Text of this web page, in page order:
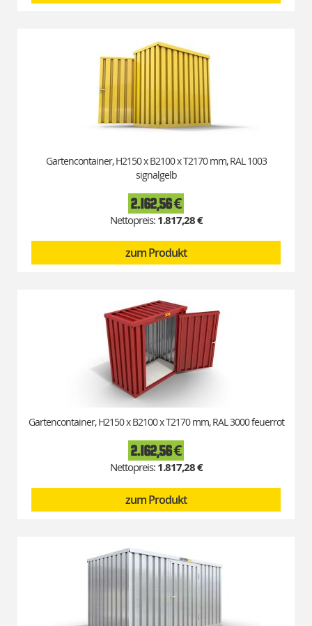
Gartencontainer, H2150 x B2100 x T2170 mm, RAL 1003
signalgelb
2.162,56 €
1.817,28 €
zum Produkt
Gartencontainer, H2150 x B2100 x T2170 mm, RAL 3000 feuerrot
2.162,56 €
1.817,28 €
zum Produkt